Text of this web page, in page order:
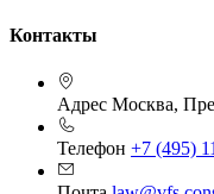
Контакты
Адрес Москва,
Телефон +7 (495)